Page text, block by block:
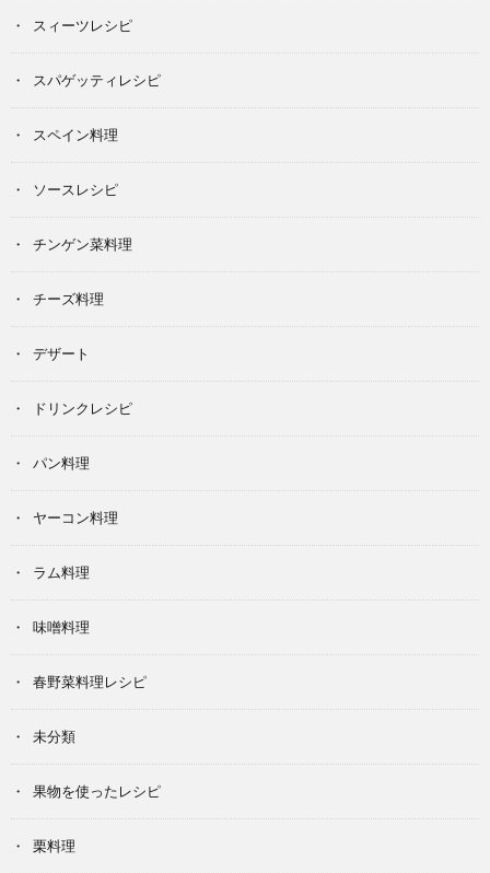
スィーツレシピ
スパゲッティレシピ
スペイン料理
ソースレシピ
チンゲン菜料理
チーズ料理
デザート
ドリンクレシピ
パン料理
ヤーコン料理
ラム料理
味噌料理
春野菜料理レシピ
未分類
果物を使ったレシピ
栗料理